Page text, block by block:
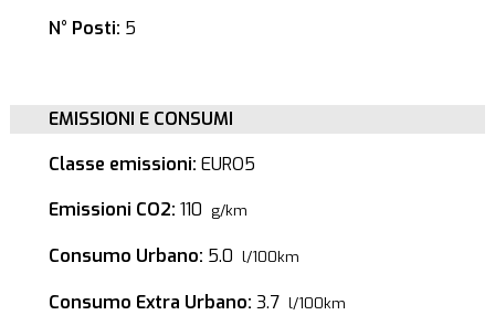
N° Posti: 5
EMISSIONI E CONSUMI
Classe emissioni: EURO5
Emissioni CO2: 110 g/km
Consumo Urbano: 5.0 l/100km
Consumo Extra Urbano: 3.7 l/100km